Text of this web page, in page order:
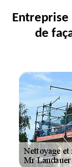
de